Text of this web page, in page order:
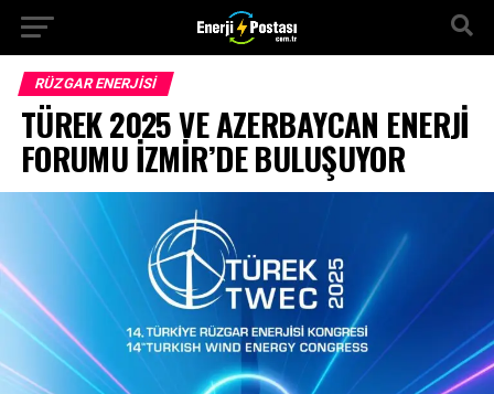
RÜZGAR ENERJISI
TÜREK 2025 VE AZERBAYCAN ENERJİ
FORUMU İZMİR’DE BULUŞUYOR